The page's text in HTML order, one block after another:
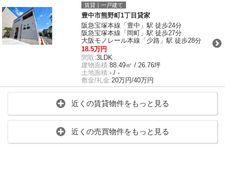
賃貸｜一戸建て
豊中市熊野町1丁目貸家
阪急宝塚本線「豊中」駅 徒歩24分
阪急宝塚本線「岡町」駅 徒歩27分
大阪モノレール本線「少路」駅 徒歩28分
18.5万円
間取:3LDK
建物面積:88.49㎡ / 26.76坪
土地面積:- / -
敷金/礼金:20万円/40万円
近くの賃貸物件をもっと見る
近くの売買物件をもっと見る